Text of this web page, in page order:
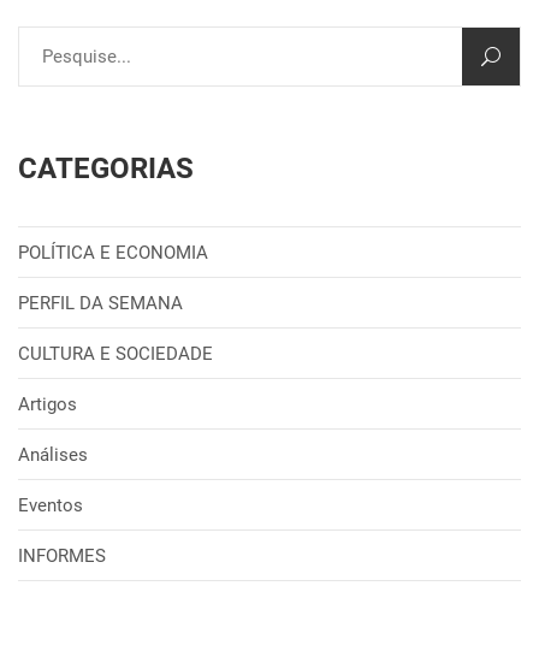
CATEGORIAS
POLÍTICA E ECONOMIA
PERFIL DA SEMANA
CULTURA E SOCIEDADE
Artigos
Análises
Eventos
INFORMES